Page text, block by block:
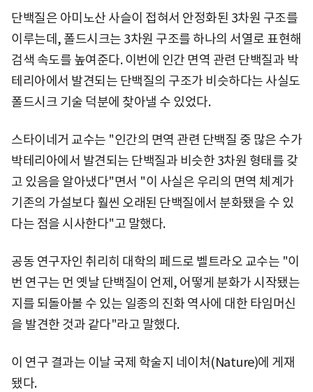
단백질은 아미노산 사슬이 접혀서 안정화된 3차원 구조를
이루는데, 폴드시크는 3차원 구조를 하나의 서열로 표현해
검색 속도를 높여준다. 이번에 인간 면역 관련 단백질과 박
테리아에서 발견되는 단백질의 구조가 비슷하다는 사실도
폴드시크 기술 덕분에 찾아낼 수 있었다.
스타이네거 교수는 "인간의 면역 관련 단백질 중 많은 수가
박테리아에서 발견되는 단백질과 비슷한 3차원 형태를 갖
고 있음을 알아냈다"면서 "이 사실은 우리의 면역 체계가
기존의 가설보다 훨씬 오래된 단백질에서 분화됐을 수 있
다는 점을 시사한다"고 말했다.
공동 연구자인 취리히 대학의 페드로 벨트라오 교수는 "이
번 연구는 먼 옛날 단백질이 언제, 어떻게 분화가 시작됐는
지를 되돌아볼 수 있는 일종의 진화 역사에 대한 타임머신
을 발견한 것과 같다"라고 말했다.
이 연구 결과는 이날 국제 학술지 네이처(Nature)에 게재
됐다.